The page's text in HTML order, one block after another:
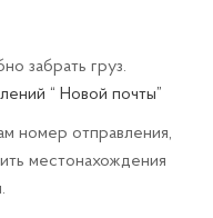
забрать груз.
“ Новой почты”
номер отправления,
местонахождения